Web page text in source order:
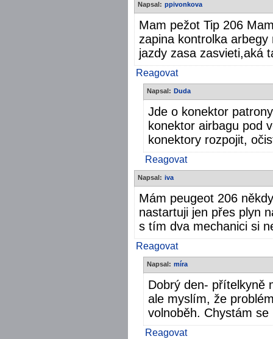
Napsal: ppivonkova
Mam pežot Tip 206
zapina kontrolka
jazdy zasa zasvieti,aká
Reagovat
Napsal: Duda
Jde o konektor
konektor airbagu pod
konektory rozpojit,
Reagovat
Napsal: iva
Mám peugeot 206
nastartuji jen přes plyn
s tím dva mechanici si
Reagovat
Napsal: míra
Dobrý den- přítelkyně
ale myslím, že
volnoběh. Chystám
Reagovat